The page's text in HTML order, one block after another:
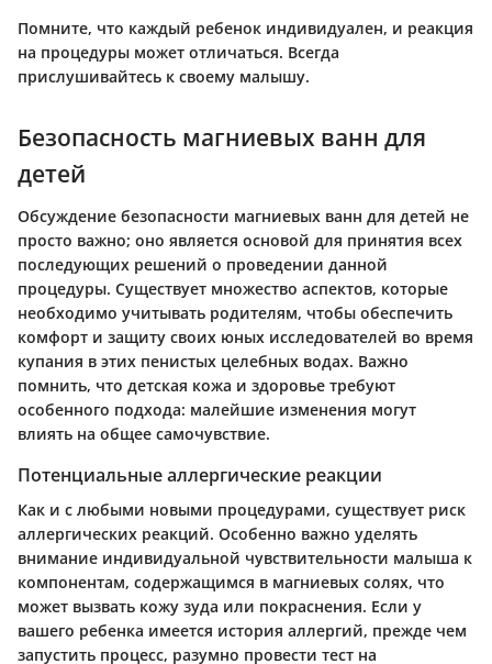
Помните, что каждый ребенок индивидуален, и реакция
на процедуры может отличаться. Всегда
прислушивайтесь к своему малышу.
Безопасность магниевых ванн для
детей
Обсуждение безопасности магниевых ванн для детей не
просто важно; оно является основой для принятия всех
последующих решений о проведении данной
процедуры. Существует множество аспектов, которые
необходимо учитывать родителям, чтобы обеспечить
комфорт и защиту своих юных исследователей во время
купания в этих пенистых целебных водах. Важно
помнить, что детская кожа и здоровье требуют
особенного подхода: малейшие изменения могут
влиять на общее самочувствие.
Потенциальные аллергические реакции
Как и с любыми новыми процедурами, существует риск
аллергических реакций. Особенно важно уделять
внимание индивидуальной чувствительности малыша к
компонентам, содержащимся в магниевых солях, что
может вызвать кожу зуда или покраснения. Если у
вашего ребенка имеется история аллергий, прежде чем
запустить процесс, разумно провести тест на